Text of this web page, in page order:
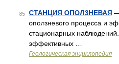
85 СТАНЦИЯ ОПОЛ3НЕВАЯ
оползневого процесса и
стационарных
эффективных …
Геологическая энциклопедия